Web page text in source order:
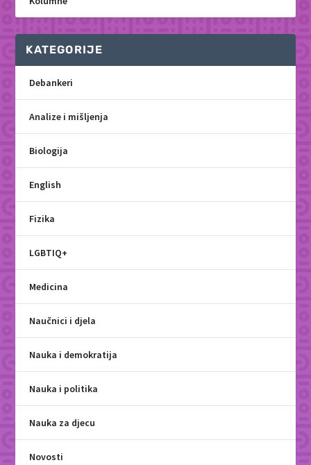
KATEGORIJE
Debankeri
Analize i mišljenja
Biologija
English
Fizika
LGBTIQ+
Medicina
Naučnici i djela
Nauka i demokratija
Nauka i politika
Nauka za djecu
Novosti